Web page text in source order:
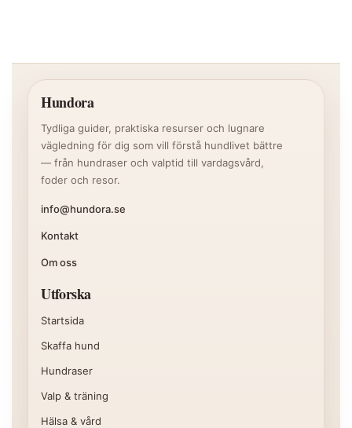
Hundora
Tydliga guider, praktiska resurser och lugnare
vägledning för dig som vill förstå hundlivet bättre
— från hundraser och valptid till vardagsvård,
foder och resor.
info@hundora.se
Kontakt
Om oss
Utforska
Startsida
Skaffa hund
Hundraser
Valp & träning
Hälsa & vård